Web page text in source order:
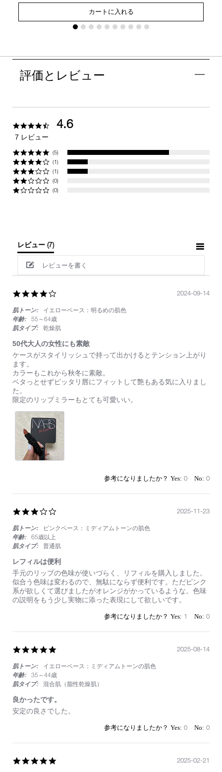
カートに入れる
評価とレビュー
4.64.6
7 レビュー
(5)
(1)
(1)
(0)
(0)
レビュー (7)
レビューを書く
rating
肌トーン:
イエローベース：明るめの肌色
年齢:
55～64歳
肌タイプ:
乾燥肌
50代大人の女性にも素敵
Review
by
on
14
Sep
2024
review
stating
50
代
大
人
の
女
性
に
も
素
敵
ケースがスタイリッシュで持って出かけるとテンション上がり
ます。
カラーもこれから秋冬に素敵。
ベタっとせずピッタリ唇にフィットして艶もある気に入りまし
た。
限定のリップミラーもとても可愛いい。
2024-09-14
0 0
rating
肌トーン:
ピンクベース：ミディアムトーンの肌色
年齢:
65歳以上
肌タイプ:
普通肌
レフィルは便利
Review
by
on
23
Nov
review
stating
レ
フ
便
手元のリップの色味が使いづらく、リフィルを購入しました。
似合う色味は変わるので、無駄にならず便利です。ただピンク
系が欲しくて選びましたがオレンジがかっているような。色味
の説明をもう少し実物に添った表現にして欲しいです。
2025-11-23
1 0
rating
肌トーン:
イエローベース：ミディアムトーンの肌色
年齢:
35～44歳
肌タイプ:
混合肌（脂性乾燥肌）
良かったです。
Review
Aug
review
っ
で
安定の良さでした。
2025-08-14
0 0
2025-02-21